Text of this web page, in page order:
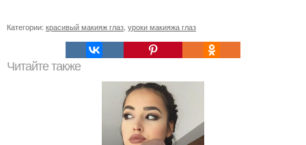
Категории: красивый макияж глаз уроки макияжа глаз
Читайте также